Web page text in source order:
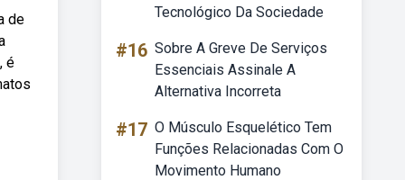
de
é
Tecnológico Da Sociedade
#16 Sobre A Greve De Serviços
Essenciais Assinale A
Alternativa Incorreta
#17 O Músculo Esquelético Tem
Funções Relacionadas Com O
Movimento Humano